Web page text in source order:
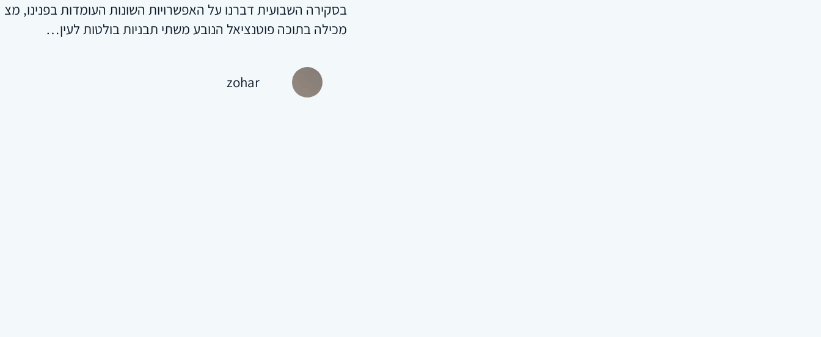
בסקירה השבועית דברנו על האפשרויות השונות העומדות בפנינו,
מכילה בתוכה פוטנציאל הנובע משתי תבניות בולטות לעין…
zohar